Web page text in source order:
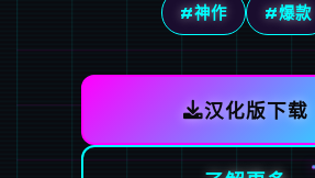
#神作 #爆款
汉化版下载